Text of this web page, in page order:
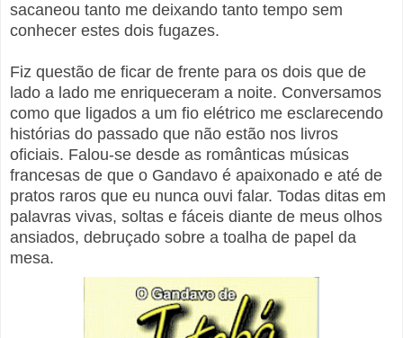
sacaneou tanto me deixando tanto tempo sem
conhecer estes dois fugazes.
Fiz questão de ficar de frente para os dois que de
lado a lado me enriqueceram a noite. Conversamos
como que ligados a um fio elétrico me esclarecendo
histórias do passado que não estão nos livros
oficiais. Falou-se desde as românticas músicas
francesas de que o Gandavo é apaixonado e até de
pratos raros que eu nunca ouvi falar. Todas ditas em
palavras vivas, soltas e fáceis diante de meus olhos
ansiados, debruçado sobre a toalha de papel da
mesa.